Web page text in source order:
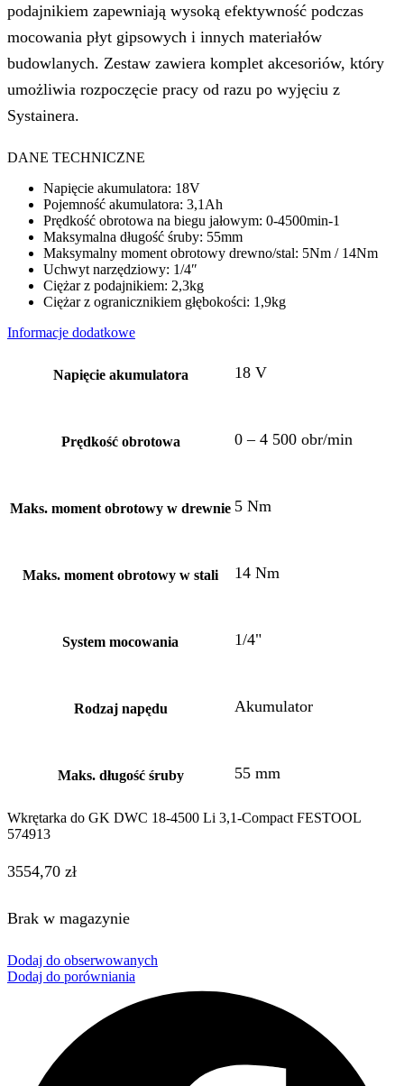
podajnikiem zapewniają wysoką efektywność podczas
mocowania płyt gipsowych i innych materiałów
budowlanych. Zestaw zawiera komplet akcesoriów, który
umożliwia rozpoczęcie pracy od razu po wyjęciu z
Systainera.
DANE TECHNICZNE
Napięcie akumulatora: 18V
Pojemność akumulatora: 3,1Ah
Prędkość obrotowa na biegu jałowym: 0-4500min-1
Maksymalna długość śruby: 55mm
Maksymalny moment obrotowy drewno/stal: 5Nm / 14Nm
Uchwyt narzędziowy: 1/4″
Ciężar z podajnikiem: 2,3kg
Ciężar z ogranicznikiem głębokości: 1,9kg
Informacje dodatkowe
Napięcie akumulatora 18 V
Prędkość obrotowa 0 – 4 500 obr/min
Maks. moment obrotowy w drewnie 5 Nm
Maks. moment obrotowy w stali 14 Nm
System mocowania 1/4"
Rodzaj napędu Akumulator
Maks. długość śruby 55 mm
Wkrętarka do GK DWC 18-4500 Li 3,1-Compact FESTOOL
574913
3554,70 zł
Brak w magazynie
Dodaj do obserwowanych
Dodaj do porówniania